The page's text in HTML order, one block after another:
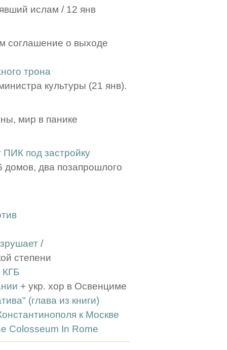
ислам / 12 янв
соглашение о выходе
трона
культуры (21 янв).
мир в панике
под застройку
домов, два позапрошлого
/
степени
КГБ
+ укр. хор в Освенциме
(глава из книги)
к Москве
Colosseum In Rome